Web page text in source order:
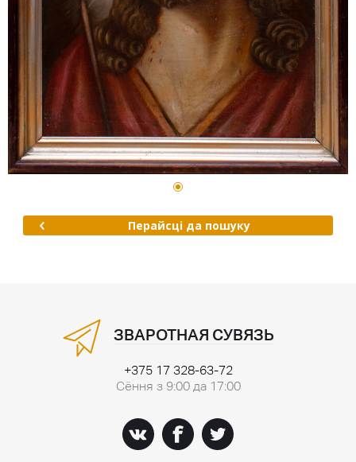
Перайсці да пошуку
ЗВАРОТНАЯ СУВЯЗЬ
+375 17 328-63-72
Сёння з 9:00 да 17:00